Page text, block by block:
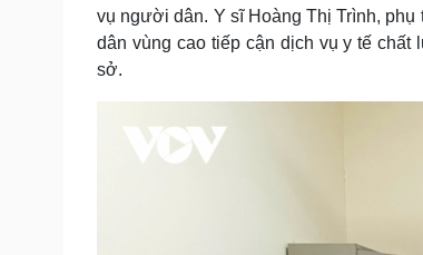
vụ người dân. Y sĩ Hoàng Thị Trình,
dân vùng cao tiếp cận dịch vụ y tế
sở.